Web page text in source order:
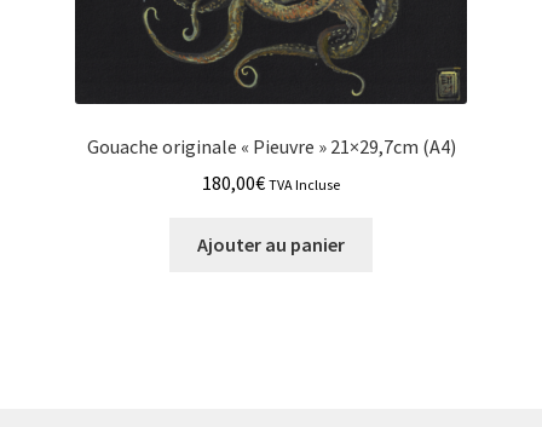
Gouache originale « Pieuvre » 21×29,7cm (A4)
180,00€ TVA Incluse
Ajouter au panier